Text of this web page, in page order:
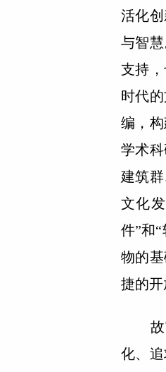
活化
与智
支持
时代
编，
学术
建筑
文化
件”和
物的
捷的开
故宫
化、